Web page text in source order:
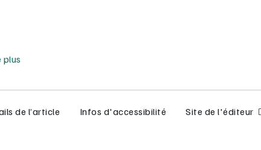
plus
de l’article Infos d'accessibilité Site de l'éditeur